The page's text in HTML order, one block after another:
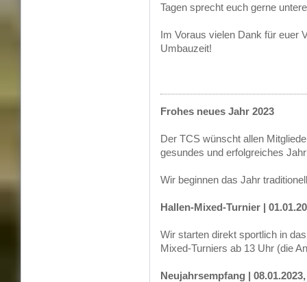
Tagen sprecht euch gerne
Im Voraus vielen Dank für euer
Umbauzeit!
Frohes neues Jahr 2023
Der TCS wünscht allen
gesundes und erfolgreiches
Wir beginnen das Jahr
Hallen-Mixed-Turnier |
Wir starten direkt sportlich in
Mixed-Turniers ab 13 Uhr (die
Neujahrsempfang |